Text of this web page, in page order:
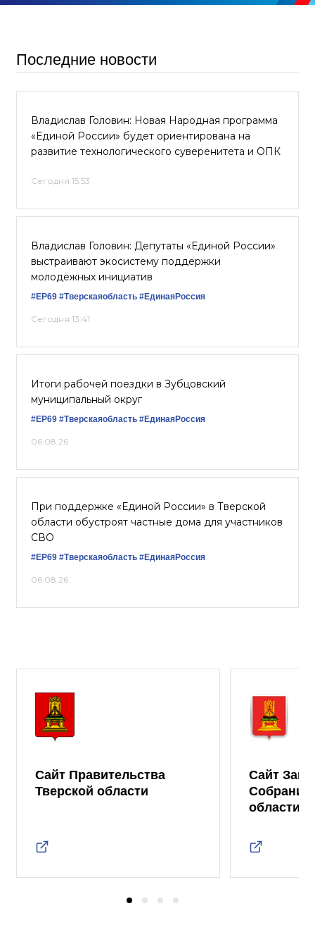
Последние новости
Владислав Головин: Новая Народная программа
«Единой России» будет ориентирована на
развитие технологического суверенитета и ОПК
Сегодня 15:53
Владислав Головин: Депутаты «Единой России»
выстраивают экосистему поддержки
молодёжных инициатив
#ЕР69 #Тверскаяобласть #‎ЕдинаяРоссия
Сегодня 13:41
Итоги рабочей поездки в Зубцовский
муниципальный округ
#ЕР69 #Тверскаяобласть #ЕдинаяРоссия
06.08.26
При поддержке «Единой России» в Тверской
области обустроят частные дома для участников
СВО
#ЕР69 #Тверскаяобласть #ЕдинаяРоссия
06.08.26
Сайт Правительства
Тверской области
Сайт
Собрания
области